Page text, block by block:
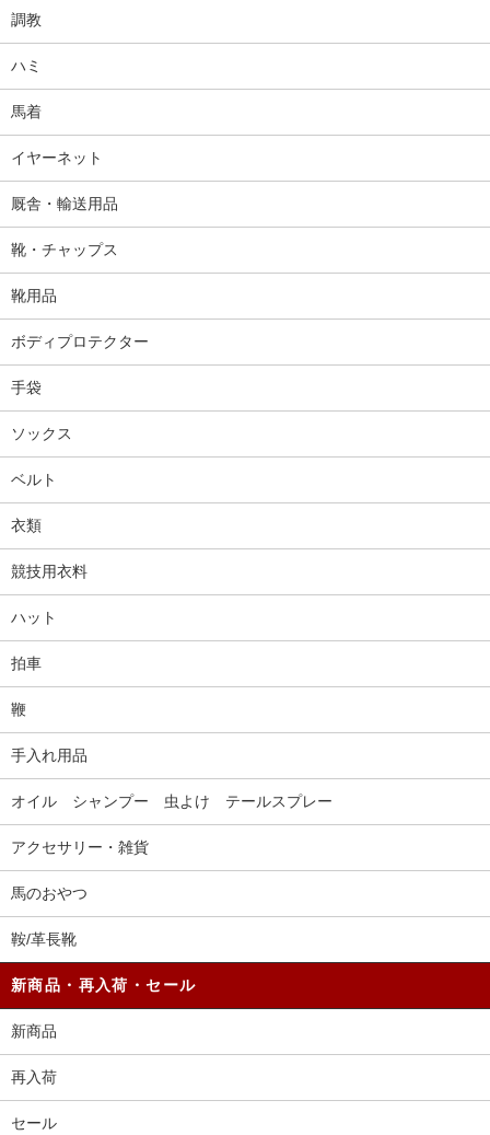
調教
ハミ
馬着
イヤーネット
厩舎・輸送用品
靴・チャップス
靴用品
ボディプロテクター
手袋
ソックス
ベルト
衣類
競技用衣料
ハット
拍車
鞭
手入れ用品
オイル シャンプー 虫よけ テールスプレー
アクセサリー・雑貨
馬のおやつ
鞍/革長靴
新商品・再入荷・セール
新商品
再入荷
セール